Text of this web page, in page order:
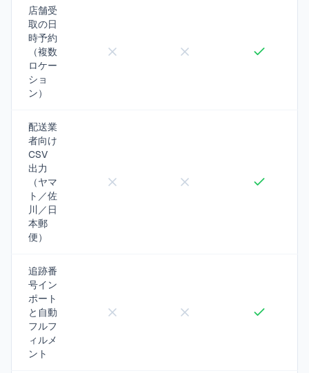
店舗受
取の日
時予約
（複数
ロケー
ショ
ン）
配送業
者向け
CSV
出力
（ヤマ
ト／佐
川／日
本郵
便）
追跡番
号イン
ポート
と自動
フルフ
ィルメ
ント